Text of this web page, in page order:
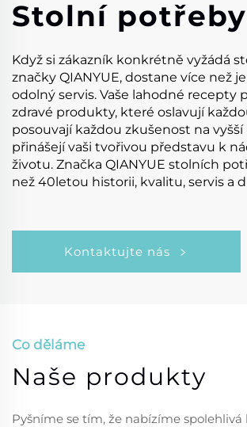
Stolní potřeby
Když si zákazník konkrétně vyžádá
značky QIANYUE, dostane více než
odolný servis. Vaše lahodné recepty
zdravé produkty, které oslavují
posouvají každou zkušenost na vyšší
přinášejí vaši tvořivou představu k
životu. Značka QIANYUE stolních
než 40letou historii, kvalitu, servis a
Kontaktujte nás
Co děláme
Naše produkty
Pyšníme se tím, že nabízíme spolehlivá